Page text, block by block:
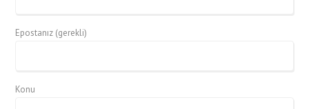
Epostanız (gerekli)
Konu